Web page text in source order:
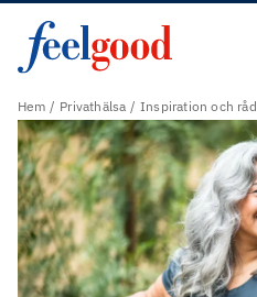
Hem Privathälsa Inspiration och råd